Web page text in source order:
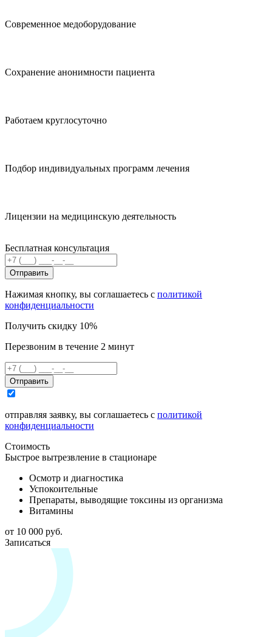
Современное медоборудование
Сохранение анонимности пациента
Работаем круглосуточно
Подбор индивидуальных программ лечения
Лицензии на медицинскую деятельность
Бесплатная консультация
Отправить
Нажимая кнопку, вы соглашаетесь с политикой
конфиденциальности
Получить скидку 10%
Перезвоним в течение 2 минут
Отправить
отправляя заявку, вы соглашаетесь с политикой
конфиденциальности
Стоимость
Быстрое вытрезвление в стационаре
Осмотр и диагностика
Успокоительные
Препараты, выводящие токсины из организма
Витамины
от 10 000 руб.
Записаться